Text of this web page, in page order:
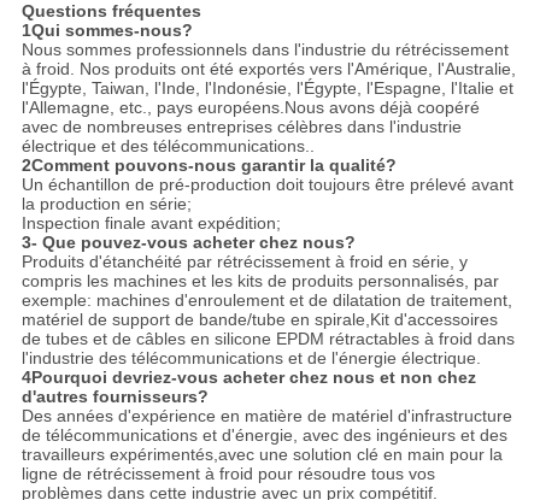
Questions fréquentes
1Qui sommes-nous?
Nous sommes professionnels dans l'industrie du rétrécissement
à froid. Nos produits ont été exportés vers l'Amérique, l'Australie,
l'Égypte, Taiwan, l'Inde, l'Indonésie, l'Égypte, l'Espagne, l'Italie et
l'Allemagne, etc., pays européens.Nous avons déjà coopéré
avec de nombreuses entreprises célèbres dans l'industrie
électrique et des télécommunications..
2Comment pouvons-nous garantir la qualité?
Un échantillon de pré-production doit toujours être prélevé avant
la production en série;
Inspection finale avant expédition;
3- Que pouvez-vous acheter chez nous?
Produits d'étanchéité par rétrécissement à froid en série, y
compris les machines et les kits de produits personnalisés, par
exemple: machines d'enroulement et de dilatation de traitement,
matériel de support de bande/tube en spirale,Kit d'accessoires
de tubes et de câbles en silicone EPDM rétractables à froid dans
l'industrie des télécommunications et de l'énergie électrique.
4Pourquoi devriez-vous acheter chez nous et non chez
d'autres fournisseurs?
Des années d'expérience en matière de matériel d'infrastructure
de télécommunications et d'énergie, avec des ingénieurs et des
travailleurs expérimentés,avec une solution clé en main pour la
ligne de rétrécissement à froid pour résoudre tous vos
problèmes dans cette industrie avec un prix compétitif.